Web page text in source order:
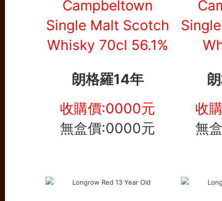
朗格羅14年
收購價:0000元
無盒價:0000元
收
無